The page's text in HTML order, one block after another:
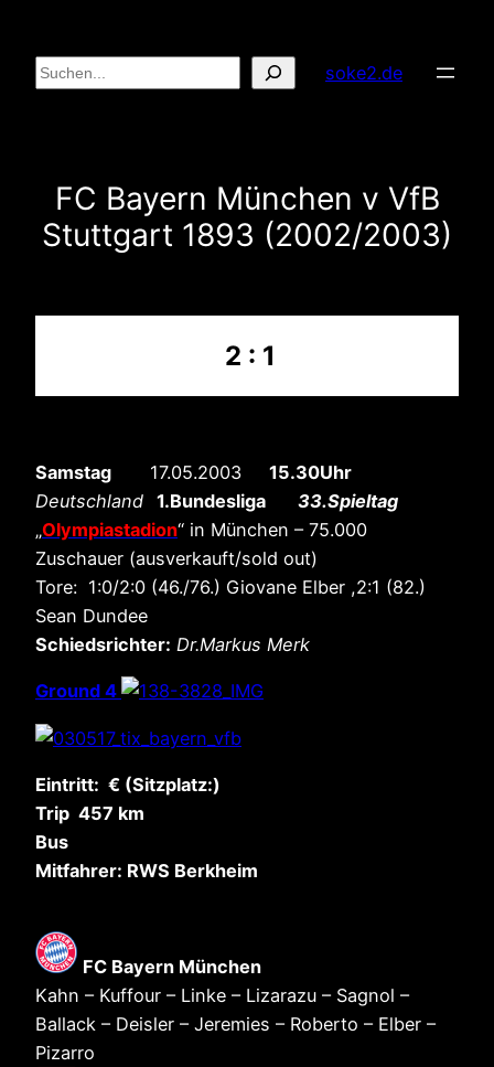
Inhalt
springen
Suchen soke2.de
FC Bayern München v VfB
Stuttgart 1893 (2002/2003)
2 : 1
Samstag 17.05.2003 15.30Uhr
Deutschland 1.Bundesliga
33.Spieltag
„Olympiastadion“ in München – 75.000
Zuschauer (ausverkauft/sold out)
Tore: 1:0/2:0 (46./76.) Giovane Elber ,2:1 (82.)
Sean Dundee
Schiedsrichter: Dr.Markus Merk
Ground 4
Eintritt: € (Sitzplatz:)
Trip 457 km
Bus
Mitfahrer: RWS Berkheim
FC Bayern München
Kahn – Kuffour – Linke – Lizarazu – Sagnol –
Ballack – Deisler – Jeremies – Roberto – Elber –
Pizarro